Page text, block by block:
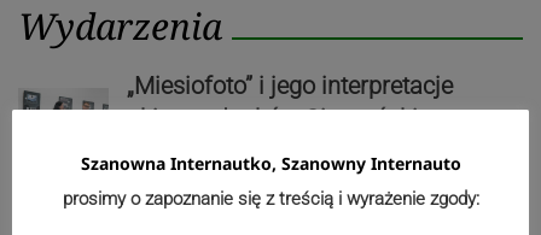
Wydarzenia
„Miesiofoto” i jego interpretacje
okiem członków Cieszyńskiego
Towarzystwa Fotograficznego-
wernisaż wystawy| ZDJĘCIA
Szanowna Internautko, Szanowny Internauto
prosimy o zapoznanie się z treścią i wyrażenie zgody: